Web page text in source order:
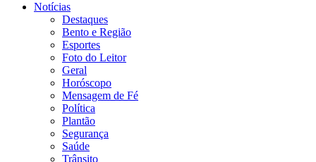
Notícias
Destaques
Bento e Região
Esportes
Foto do Leitor
Geral
Horóscopo
Mensagem de Fé
Política
Plantão
Segurança
Saúde
Trânsito